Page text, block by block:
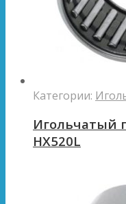
Категории:
Игольчатый
HX520L